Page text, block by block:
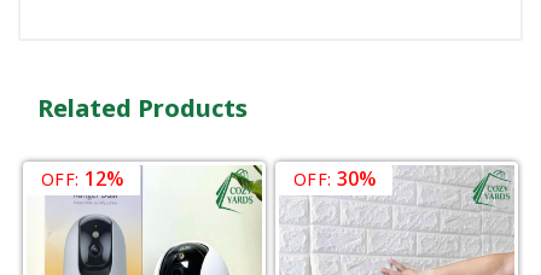
Related Products
OFF: 12% OFF: 30%